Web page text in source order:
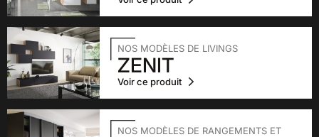
NOS MODÈLES DE LIVINGS
ZENIT
Voir ce produit
NOS MODÈLES DE RANGEMENTS ET